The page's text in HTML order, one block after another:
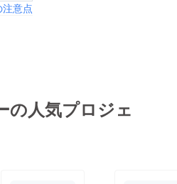
意点
の人気プロジェ